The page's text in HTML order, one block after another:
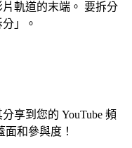
軌道的末端。 要拆分
」。
享到您的 YouTube 頻
和參與度！